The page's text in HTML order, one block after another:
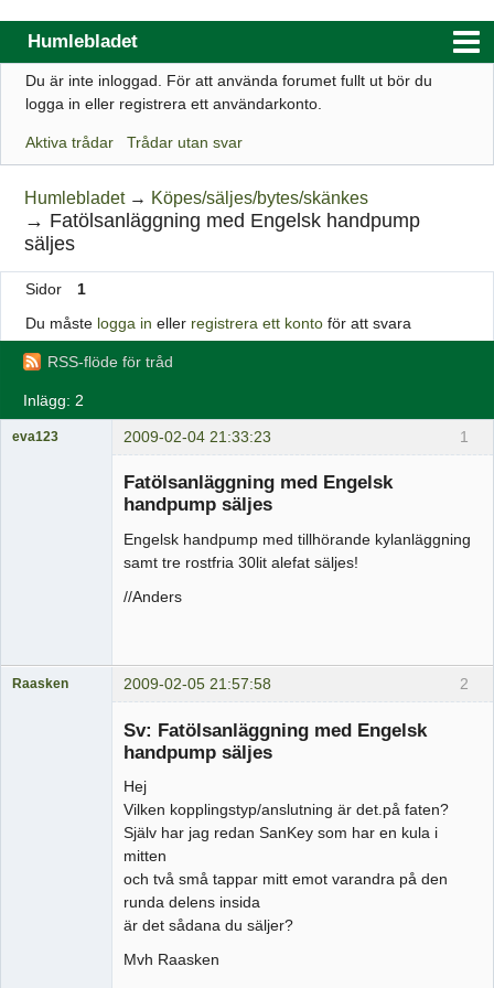
Humlebladet
Index
Regler
Sök
Registrera ett konto
Logga in
Webbutik
Du är inte inloggad. För att använda forumet fullt ut bör du
logga in eller registrera ett användarkonto.
Aktiva trådar Trådar utan svar
Humlebladet → Köpes/säljes/bytes/skänkes
→ Fatölsanläggning med Engelsk handpump
säljes
Sidor
1
Du måste logga in eller registrera ett kontoför att svara
RSS-flöde för tråd
Inlägg: 2
1
eva123 2009-02-04 21:33:23
Fatölsanläggning med Engelsk
handpump säljes
Engelsk handpump med tillhörande kylanläggning
samt tre rostfria 30lit alefat säljes!
//Anders
2
Raasken 2009-02-05 21:57:58
Sv: Fatölsanläggning med Engelsk
handpump säljes
Hej
Vilken kopplingstyp/anslutning är det.på faten?
Själv har jag redan SanKey som har en kula i
mitten
och två små tappar mitt emot varandra på den
runda delens insida
är det sådana du säljer?
Mvh Raasken